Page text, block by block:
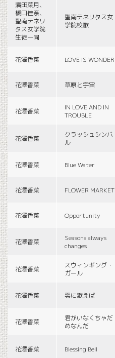
濱田菜月、
橋口佳奈、
聖南テネリ
タス女学院
生徒一同
聖南テネリタス女
学院校歌
花澤香菜 LOVE IS WONDER
花澤香菜 草原と宇宙
花澤香菜
IN LOVE AND IN
TROUBLE
花澤香菜
クラッシュシンバ
ル
花澤香菜 Blue Water
花澤香菜 FLOWER MARKET
花澤香菜 Opportunity
花澤香菜
Seasons always
changes
花澤香菜
スウィンギング・
ガール
花澤香菜 雲に歌えば
花澤香菜
君がいなくちゃだ
めなんだ
花澤香菜 Blessing Bell